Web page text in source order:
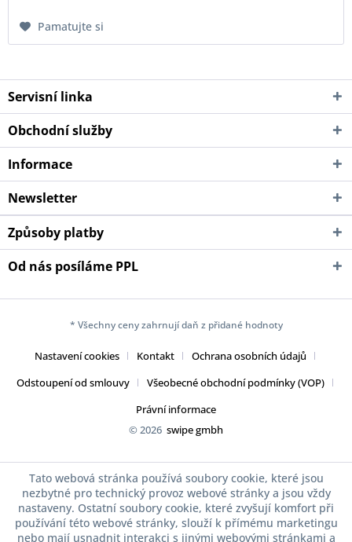
Pamatujte si
Servisní linka
Obchodní služby
Informace
Newsletter
Způsoby platby
Od nás posíláme PPL
* Všechny ceny zahrnují daň z přidané hodnoty
Nastavení cookies Kontakt
Ochrana osobních údajů
Odstoupení od smlouvy
Všeobecné obchodní podmínky (VOP)
Právní informace
© 2026 swipe gmbh
Tato webová stránka používá soubory cookie, které jsou
nezbytné pro technický provoz webové stránky a jsou vždy
nastaveny. Ostatní soubory cookie, které zvyšují komfort při
používání této webové stránky, slouží k přímému marketingu
nebo mají usnadnit interakci s jinými webovými stránkami a